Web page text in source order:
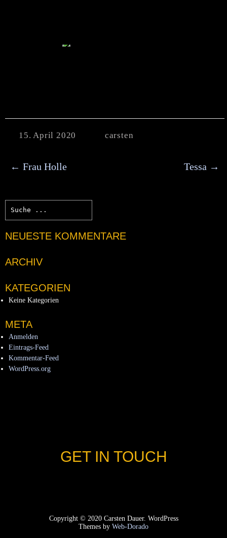
15. April 2020 carsten
← Frau Holle Tessa →
NEUESTE KOMMENTARE
ARCHIV
KATEGORIEN
Keine Kategorien
META
Anmelden
Eintrags-Feed
Kommentar-Feed
WordPress.org
GET IN TOUCH
Copyright © 2020 Carsten Dauer. WordPress
Themes by Web-Dorado